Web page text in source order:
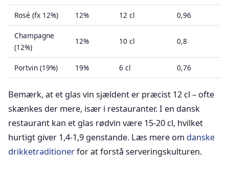
Rosé (fx 12%) 12% 12 cl 0,96
Champagne
(12%)
12% 10 cl 0,8
Portvin (19%) 19% 6 cl 0,76
Bemærk, at et glas vin sjældent er præcist 12 cl – ofte
skænkes der mere, især i restauranter. I en dansk
restaurant kan et glas rødvin være 15-20 cl, hvilket
hurtigt giver 1,4-1,9 genstande. Læs mere om danske
drikketraditionerfor at forstå serveringskulturen.